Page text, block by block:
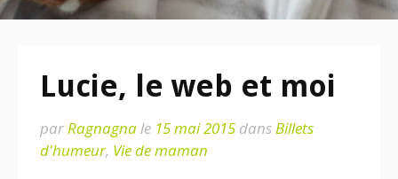
Lucie, le web et moi
parRagnagnale 15 mai 2015 dansBillets
d'humeur, Vie de maman